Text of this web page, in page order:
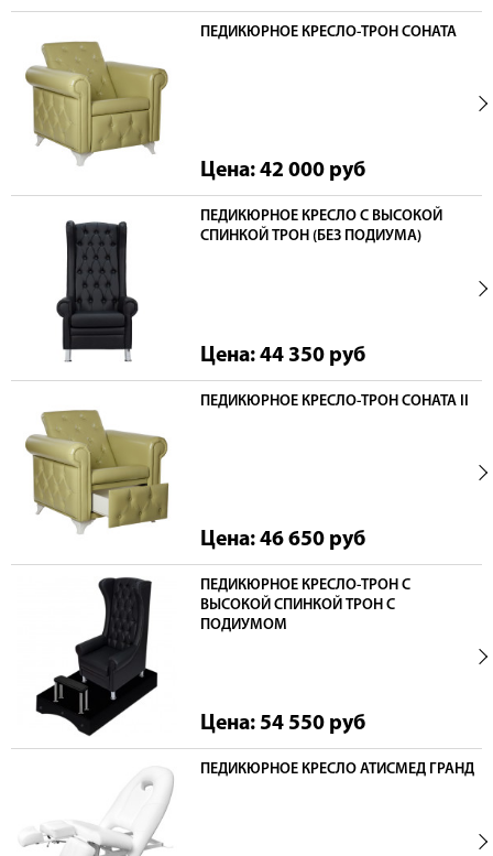
ПЕДИКЮРНОЕ КРЕСЛО-ТРОН СОНАТА
Цена: 42 000 руб
ПЕДИКЮРНОЕ КРЕСЛО С ВЫСОКОЙ
СПИНКОЙ ТРОН (БЕЗ ПОДИУМА)
Цена: 44 350 руб
ПЕДИКЮРНОЕ КРЕСЛО-ТРОН СОНАТА II
Цена: 46 650 руб
ПЕДИКЮРНОЕ КРЕСЛО-ТРОН С
ВЫСОКОЙ СПИНКОЙ ТРОН С
ПОДИУМОМ
Цена: 54 550 руб
ПЕДИКЮРНОЕ КРЕСЛО АТИСМЕД ГРАНД